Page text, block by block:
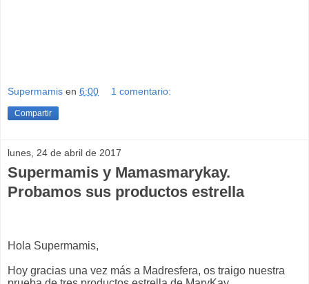
Supermamis en 6:00 1 comentario:
Compartir
lunes, 24 de abril de 2017
Supermamis y Mamasmarykay.
Probamos sus productos estrella
Hola Supermamis,
Hoy gracias una vez más a Madresfera, os traigo nuestra